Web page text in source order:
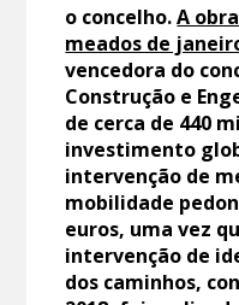
o concelho.A
meados de
vencedora do
Construção e
de cerca de 440
investimento
intervenção de
mobilidade
euros, uma vez
intervenção de
dos caminhos,